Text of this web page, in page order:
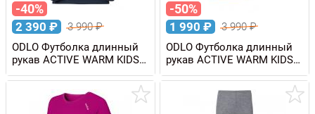
-40%
2 390 ₽ 3 990₽
ODLO Футболка длинный
рукав ACTIVE WARM KIDS
детская
-50%
1 990 ₽ 3 990₽
ODLO Футболка длинный
рукав ACTIVE WARM KIDS
детская